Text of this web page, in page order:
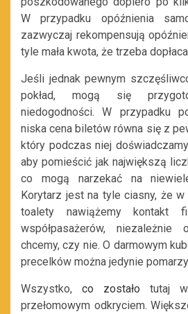
W przypadku opóźnienia
zazwyczaj rekompensują
tyle mała kwota, że trzeba
Jeśli jednak pewnym
pokład, mogą się
niedogodności. W przypadku
niska cena biletów równa się z
który podczas niej
aby pomieścić jak największą
co mogą narzekać na
Korytarz jest na tyle ciasny, że
toalety nawiążemy kontakt
współpasażerów,
chcemy, czy nie. O darmowym
precelków można jedynie
Wszystko, co zostało tutaj
przełomowym odkryciem.